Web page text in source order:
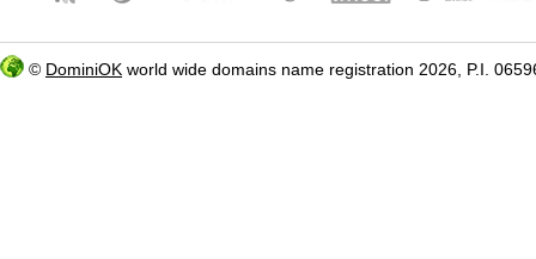
© DominiOK world wide domains name registration 2026, P.I.